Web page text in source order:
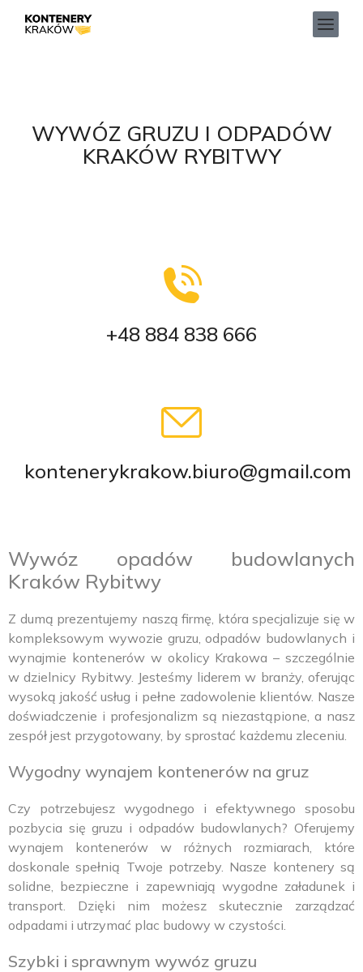
WYWÓZ GRUZU I ODPADÓW
KRAKÓW RYBITWY
+48 884 838 666
kontenerykrakow.biuro@gmail.com
Wywóz opadów budowlanych
Kraków Rybitwy
Z dumą prezentujemy naszą firmę, która specjalizuje się w
kompleksowym wywozie gruzu, odpadów budowlanych i
wynajmie kontenerów w okolicy Krakowa – szczególnie
w dzielnicy Rybitwy. Jesteśmy liderem w branży, oferując
wysoką jakość usług i pełne zadowolenie klientów. Nasze
doświadczenie i profesjonalizm są niezastąpione, a nasz
zespół jest przygotowany, by sprostać każdemu zleceniu.
Wygodny wynajem kontenerów na gruz
Czy potrzebujesz wygodnego i efektywnego sposobu
pozbycia się gruzu i odpadów budowlanych? Oferujemy
wynajem kontenerów w różnych rozmiarach, które
doskonale spełnią Twoje potrzeby. Nasze kontenery są
solidne, bezpieczne i zapewniają wygodne załadunek i
transport. Dzięki nim możesz skutecznie zarządzać
odpadami i utrzymać plac budowy w czystości.
Szybki i sprawnym wywóz gruzu